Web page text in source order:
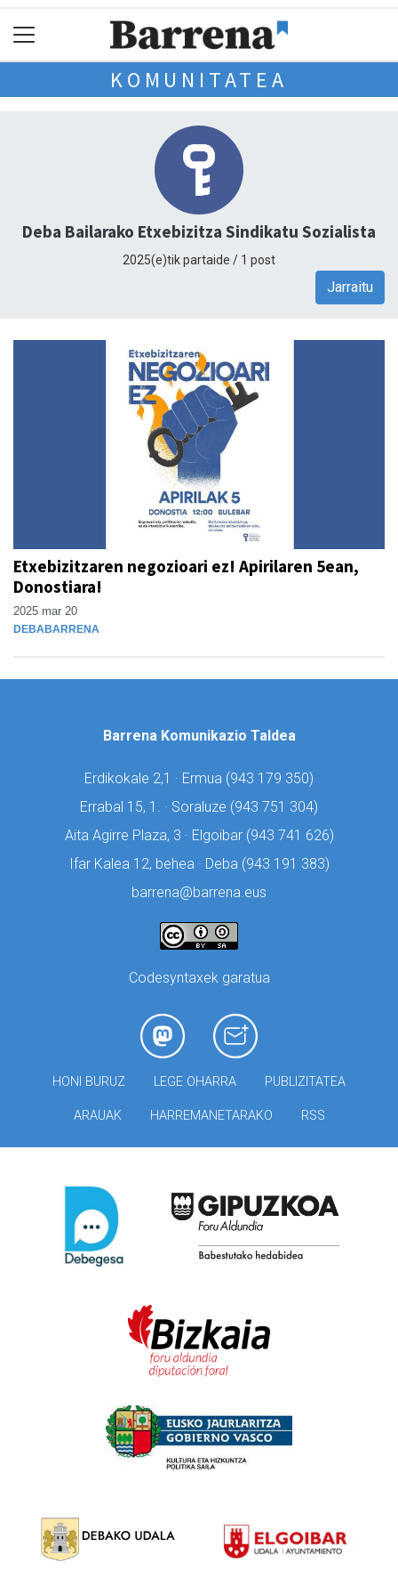
KOMUNITATEA
Deba Bailarako Etxebizitza Sindikatu Sozialista
2025(e)tik partaide / 1 post
Jarraitu
Etxebizitzaren negozioari ez! Apirilaren 5ean,
Donostiara!
2025 mar 20
DEBABARRENA
Barrena Komunikazio Taldea
Erdikokale 2,1 · Ermua (943 179 350)
Errabal 15, 1. · Soraluze (943 751 304)
Aita Agirre Plaza, 3 · Elgoibar (943 741 626)
Ifar Kalea 12, behea · Deba (943 191 383)
barrena@barrena.eus
Codesyntaxek garatua
HONI BURUZ LEGE OHARRA PUBLIZITATEA
ARAUAK HARREMANETARAKO RSS